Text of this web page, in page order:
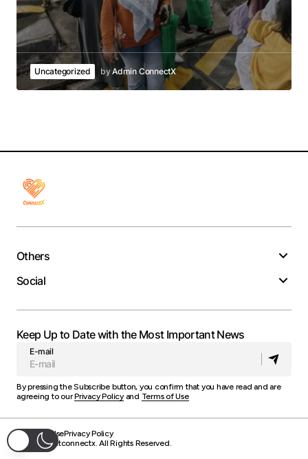
Uncategorized byAdmin ConnectX
Others
Social
Keep Up to Date with the Most Important News
E-mail
By pressing the Subscribe button, you confirm that you have read and are
agreeing to ourPrivacy Policyand Terms of Use
Terms of UsePrivacy Policy
© 2025 Getconnectx. All Rights Reserved.